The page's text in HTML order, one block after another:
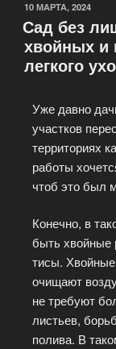
10 МАРТА, 2024
Сад без
хвойных и
легкого
Уже давно
участков
территориях
работы
чтоб это был
Конечно, в
быть хвойные
тисы.
очищают
не требуют
листьев,
полива. В